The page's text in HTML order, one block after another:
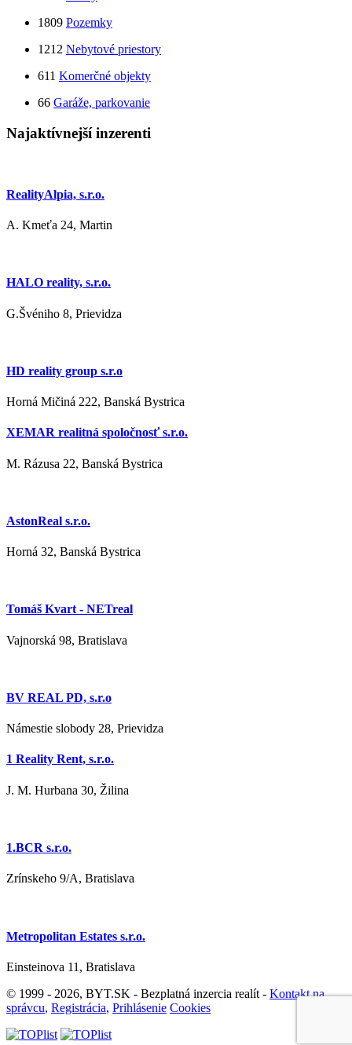
1809 Pozemky
1212 Nebytové priestory
611 Komerčné objekty
66 Garáže, parkovanie
Najaktívnejší inzerenti
RealityAlpia, s.r.o.
A. Kmeťa 24, Martin
HALO reality, s.r.o.
G.Švéniho 8, Prievidza
HD reality group s.r.o
Horná Mičiná 222, Banská Bystrica
XEMAR realitná spoločnosť s.r.o.
M. Rázusa 22, Banská Bystrica
AstonReal s.r.o.
Horná 32, Banská Bystrica
Tomáš Kvart - NETreal
Vajnorská 98, Bratislava
BV REAL PD, s.r.o
Námestie slobody 28, Prievidza
1 Reality Rent, s.r.o.
J. M. Hurbana 30, Žilina
1.BCR s.r.o.
Zrínskeho 9/A, Bratislava
Metropolitan Estates s.r.o.
Einsteinova 11, Bratislava
© 1999 - 2026, BYT.SK - Bezplatná inzercia realít - Kontakt na
správcu, Registrácia, Prihlásenie Cookies